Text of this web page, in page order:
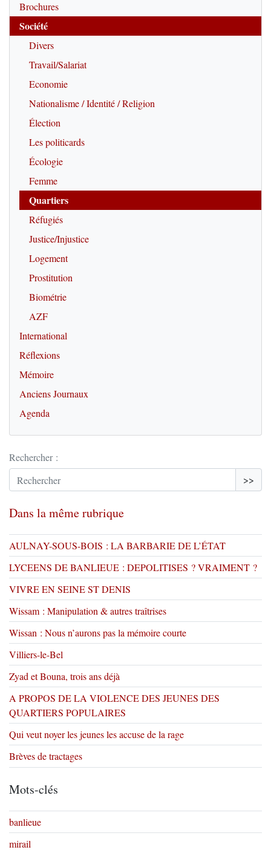
Brochures
Société
Divers
Travail/Salariat
Economie
Nationalisme / Identité / Religion
Élection
Les politicards
Écologie
Femme
Quartiers
Réfugiés
Justice/Injustice
Logement
Prostitution
Biométrie
AZF
International
Réflexions
Mémoire
Anciens Journaux
Agenda
Rechercher :
>>
Dans la même rubrique
AULNAY-SOUS-BOIS : LA BARBARIE DE L’ÉTAT
LYCEENS DE BANLIEUE : DEPOLITISES ? VRAIMENT ?
VIVRE EN SEINE ST DENIS
Wissam : Manipulation & autres traîtrises
Wissan : Nous n’aurons pas la mémoire courte
Villiers-le-Bel
Zyad et Bouna, trois ans déjà
A PROPOS DE LA VIOLENCE DES JEUNES DES
QUARTIERS POPULAIRES
Qui veut noyer les jeunes les accuse de la rage
Brèves de tractages
Mots-clés
banlieue
mirail